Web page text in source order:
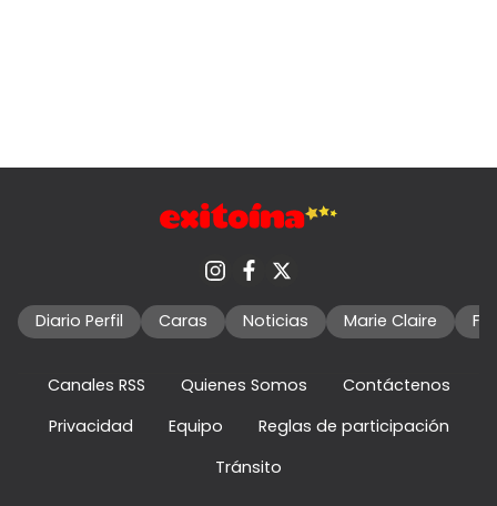
Diario Perfil Caras Noticias Marie Claire
Canales RSS Quienes Somos
Contáctenos
Privacidad
Equipo
Reglas de participación
Tránsito